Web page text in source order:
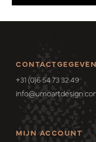
+31 (0)6 54 73 32 49
MIJN ACCOUNT